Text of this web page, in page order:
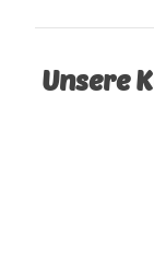
Unsere